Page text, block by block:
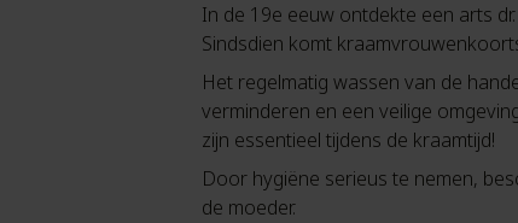
In de 19e eeuw ontdekte een arts
Sindsdien komt
Het regelmatig wassen van de
verminderen en een veilige
zijn essentieel tijdens de kraamtijd!
Door hygiëne serieus te nemen,
de moeder.